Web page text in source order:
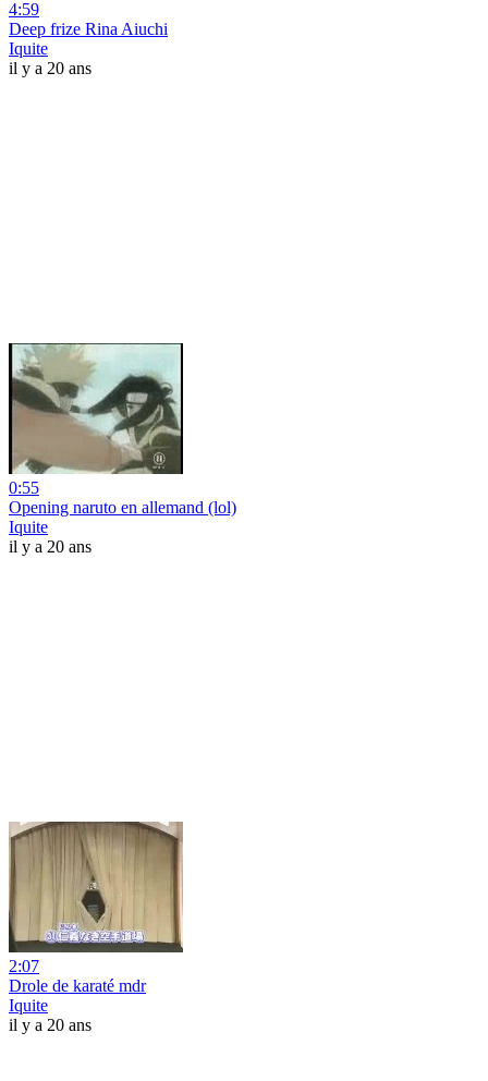
4:59
Deep frize Rina Aiuchi
Iquite
il y a 20 ans
0:55
Opening naruto en allemand (lol)
Iquite
il y a 20 ans
2:07
Drole de karaté mdr
Iquite
il y a 20 ans